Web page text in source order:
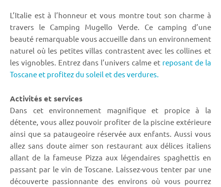
L’Italie est à l’honneur et vous montre tout son charme à
travers le Camping Mugello Verde. Ce camping d’une
beauté remarquable vous accueille dans un environnement
naturel où les petites villas contrastent avec les collines et
les vignobles. Entrez dans l’univers calme et reposant de la
Toscane et profitez du soleil et des verdures.
Activités et services
Dans cet environnement magnifique et propice à la
détente, vous allez pouvoir profiter de la piscine extérieure
ainsi que sa pataugeoire réservée aux enfants. Aussi vous
allez sans doute aimer son restaurant aux délices italiens
allant de la fameuse Pizza aux légendaires spaghettis en
passant par le vin de Toscane. Laissez-vous tenter par une
découverte passionnante des environs où vous pourrez